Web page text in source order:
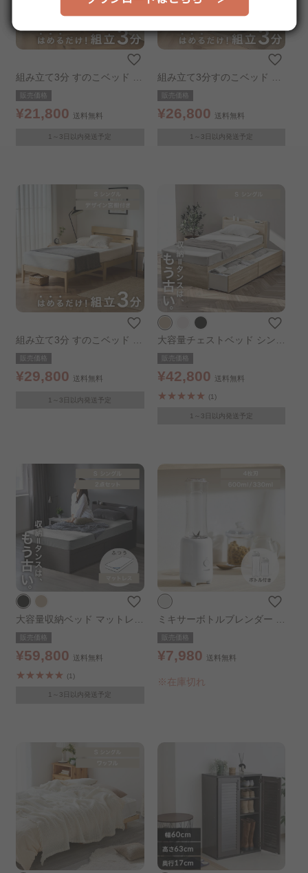
組み立て3分 すのこベッド シ
ングル ナチュラル
販売価格
¥21,800 送料無料
1～3日以内発送予定
組み立て3分すのこベッド シ
ンプル宮棚付き シングル ナ
チュラル
販売価格
¥26,800 送料無料
1～3日以内発送予定
組み立て3分 すのこベッド デ
ザイン宮棚付き シングル ナ
チュラル
販売価格
¥29,800 送料無料
1～3日以内発送予定
大容量チェストベッド シング
ル ライトナチュラル
販売価格
¥42,800 送料無料
(1)
1～3日以内発送予定
大容量収納ベッド マットレス
セット シングル マットレ
ス：ふつう ブラック
販売価格
¥59,800 送料無料
(1)
1～3日以内発送予定
ミキサーボトルブレンダー ホ
ワイト
販売価格
¥7,980 送料無料
※在庫切れ